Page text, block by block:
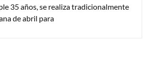
35 años, se realiza tradicionalmente
de abril para